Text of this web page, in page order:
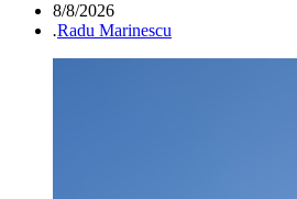
8/8/2026
.Radu Marinescu